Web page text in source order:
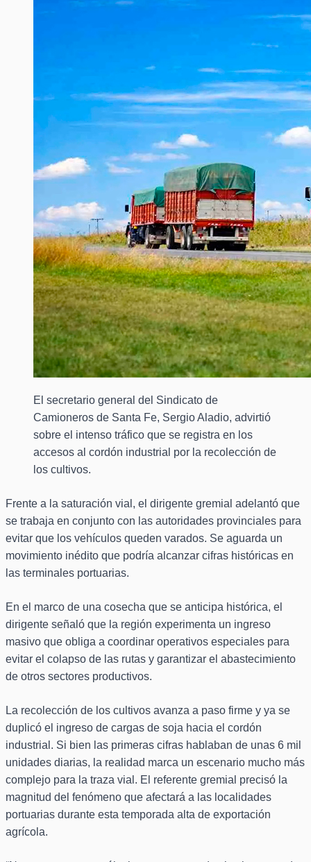
El secretario general del Sindicato de
Camioneros de Santa Fe, Sergio Aladio, advirtió
sobre el intenso tráfico que se registra en los
accesos al cordón industrial por la recolección de
los cultivos.
Frente a la saturación vial, el dirigente gremial adelantó que
se trabaja en conjunto con las autoridades provinciales para
evitar que los vehículos queden varados. Se aguarda un
movimiento inédito que podría alcanzar cifras históricas en
las terminales portuarias.
En el marco de una cosecha que se anticipa histórica, el
dirigente señaló que la región experimenta un ingreso
masivo que obliga a coordinar operativos especiales para
evitar el colapso de las rutas y garantizar el abastecimiento
de otros sectores productivos.
La recolección de los cultivos avanza a paso firme y ya se
duplicó el ingreso de cargas de soja hacia el cordón
industrial. Si bien las primeras cifras hablaban de unas 6 mil
unidades diarias, la realidad marca un escenario mucho más
complejo para la traza vial. El referente gremial precisó la
magnitud del fenómeno que afectará a las localidades
portuarias durante esta temporada alta de exportación
agrícola.